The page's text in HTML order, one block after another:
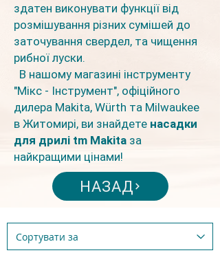
здатен виконувати функції від
розмішування різних сумішей до
заточування свердел, та чищення
рибної луски.
В нашому магазині інструменту
"Мікс - Інструмент", офіційного
дилера Makita, Würth та Milwaukee
в Житомирі, ви знайдете насадки
для дрилі tm Makita за
найкращими цінами!
НАЗАД